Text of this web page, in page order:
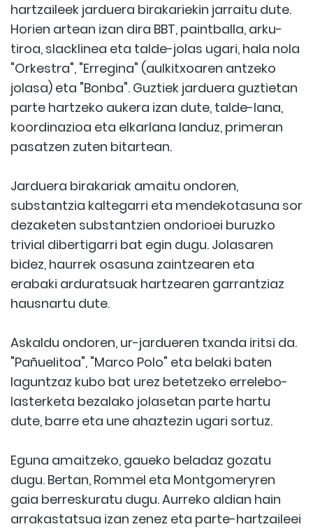
hartzaileek jarduera birakariekin jarraitu dute.
Horien artean izan dira BBT, paintballa, arku-
tiroa, slacklinea eta talde-jolas ugari, hala nola
"Orkestra", "Erregina" (aulkitxoaren antzeko
jolasa) eta "Bonba". Guztiek jarduera guztietan
parte hartzeko aukera izan dute, talde-lana,
koordinazioa eta elkarlana landuz, primeran
pasatzen zuten bitartean.
Jarduera birakariak amaitu ondoren,
substantzia kaltegarri eta mendekotasuna sor
dezaketen substantzien ondorioei buruzko
trivial dibertigarri bat egin dugu. Jolasaren
bidez, haurrek osasuna zaintzearen eta
erabaki arduratsuak hartzearen garrantziaz
hausnartu dute.
Askaldu ondoren, ur-jardueren txanda iritsi da.
"Pañuelitoa", "Marco Polo" eta belaki baten
laguntzaz kubo bat urez betetzeko errelebo-
lasterketa bezalako jolasetan parte hartu
dute, barre eta une ahaztezin ugari sortuz.
Eguna amaitzeko, gaueko beladaz gozatu
dugu. Bertan, Rommel eta Montgomeryren
gaia berreskuratu dugu. Aurreko aldian hain
arrakastatsua izan zenez eta parte-hartzaileei